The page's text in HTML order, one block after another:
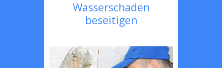
Wasserschaden
beseitigen